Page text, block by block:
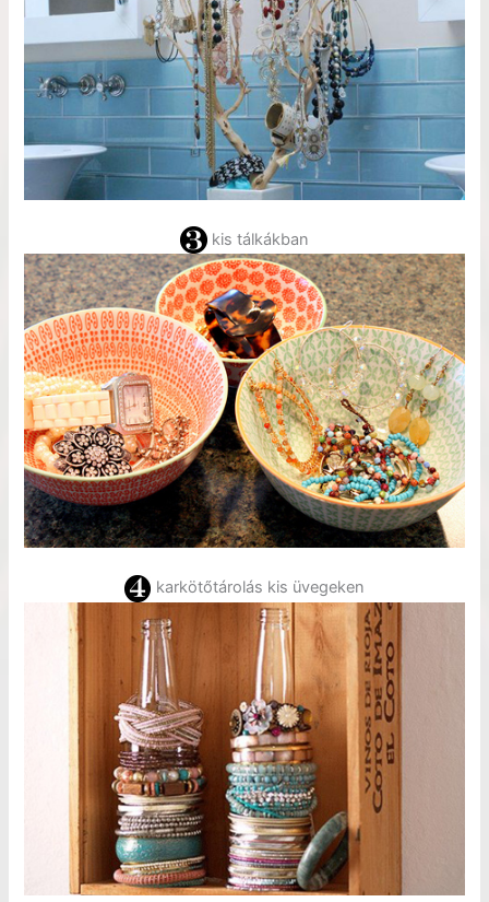
kis tálkákban
karkötőtárolás kis üvegeken